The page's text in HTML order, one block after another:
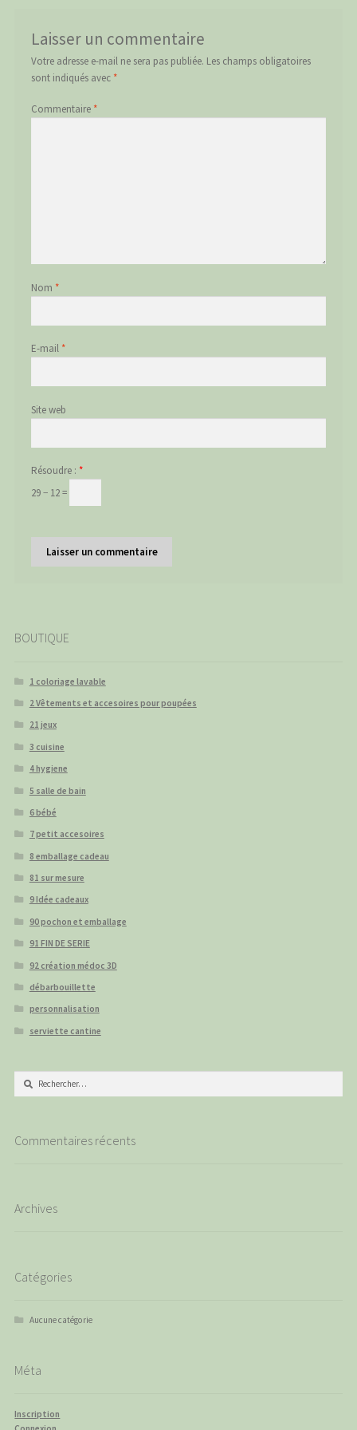
Laisser un commentaire
Votre adresse e-mail ne sera pas publiée. Les champs obligatoires
sont indiqués avec *
Commentaire *
Nom *
E-mail *
Site web
Résoudre : *
29 − 12 =
BOUTIQUE
1 coloriage lavable
2 Vêtements et accesoires pour poupées
21 jeux
3 cuisine
4 hygiene
5 salle de bain
6 bébé
7 petit accesoires
8 emballage cadeau
81 sur mesure
9 Idée cadeaux
90 pochon et emballage
91 FIN DE SERIE
92 création médoc 3D
débarbouillette
personnalisation
serviette cantine
Rechercher :
Commentaires récents
Archives
Catégories
Aucune catégorie
Méta
Inscription